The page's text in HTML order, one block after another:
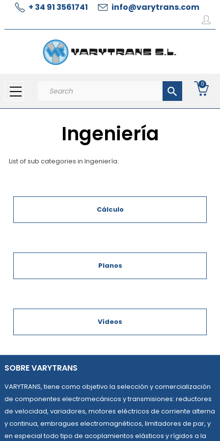
+ 34 91 3561741 info@varytrans.com
search
0
Ingeniería
List of sub categories in Ingeniería:
Cálculo
Planos
Vídeos
SOBRE VARYTRANS
VARYTRANS, tiene como objetivo la selección y comercialización
de componentes electromecánicos y transmisiones: reductores
de velocidad, variadores, motores eléctricos de corriente alterna
y continua, embragues electromagnéticos, limitadores de par, y
en especial todo tipo de acoplamientos elásticos y rígidos a la